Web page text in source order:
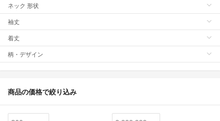
ネック 形状
袖丈
着丈
柄・デザイン
商品の価格で絞り込み